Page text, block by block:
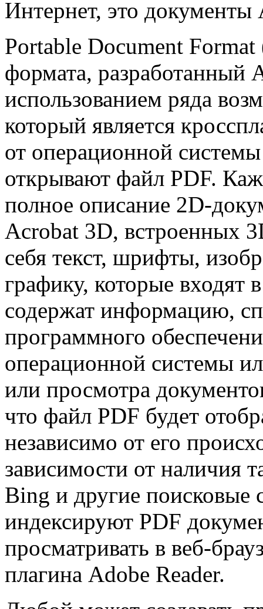
Интернет, это документы
Portable Document Format
формата, разработанный
использованием ряда
который является
от операционной
открывают файл PDF.
полное описание 2D-
Acrobat 3D, встроенных
себя текст, шрифты,
графику, которые входят
содержат информацию,
программного
операционной системы
или просмотра
что файл PDF будет
независимо от его
зависимости от наличия
Bing и другие поисковые
индексируют PDF
просматривать в веб-
плагина Adobe Reader.